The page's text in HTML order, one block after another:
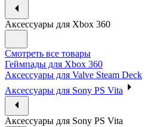
Аксессуары для Xbox 360
Смотреть все товары
Геймпады для Xbox 360
Аксессуары для Valve Steam Deck
Аксессуары для Sony PS Vita
Аксессуары для Sony PS Vita